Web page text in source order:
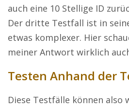
auch eine 10 Stellige ID
Der dritte Testfall ist in
etwas komplexer. Hier
meiner Antwort wirklich
Testen Anhand der
Diese Testfälle können also